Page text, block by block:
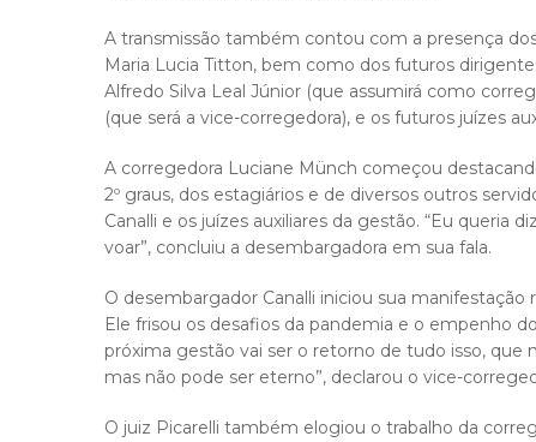
A transmissão também contou com a presença
Maria Lucia Titton, bem como dos futuros
Alfredo Silva Leal Júnior (que assumirá como
(que será a vice-corregedora), e os futuros juízes
A corregedora Luciane Münch começou
2º graus, dos estagiários e de diversos outros
Canalli e os juízes auxiliares da gestão. “Eu queria
voar”, concluiu a desembargadora em sua fala.
O desembargador Canalli iniciou sua
Ele frisou os desafios da pandemia e o empenho
próxima gestão vai ser o retorno de tudo isso, que
mas não pode ser eterno”, declarou o vice-
O juiz Picarelli também elogiou o trabalho da